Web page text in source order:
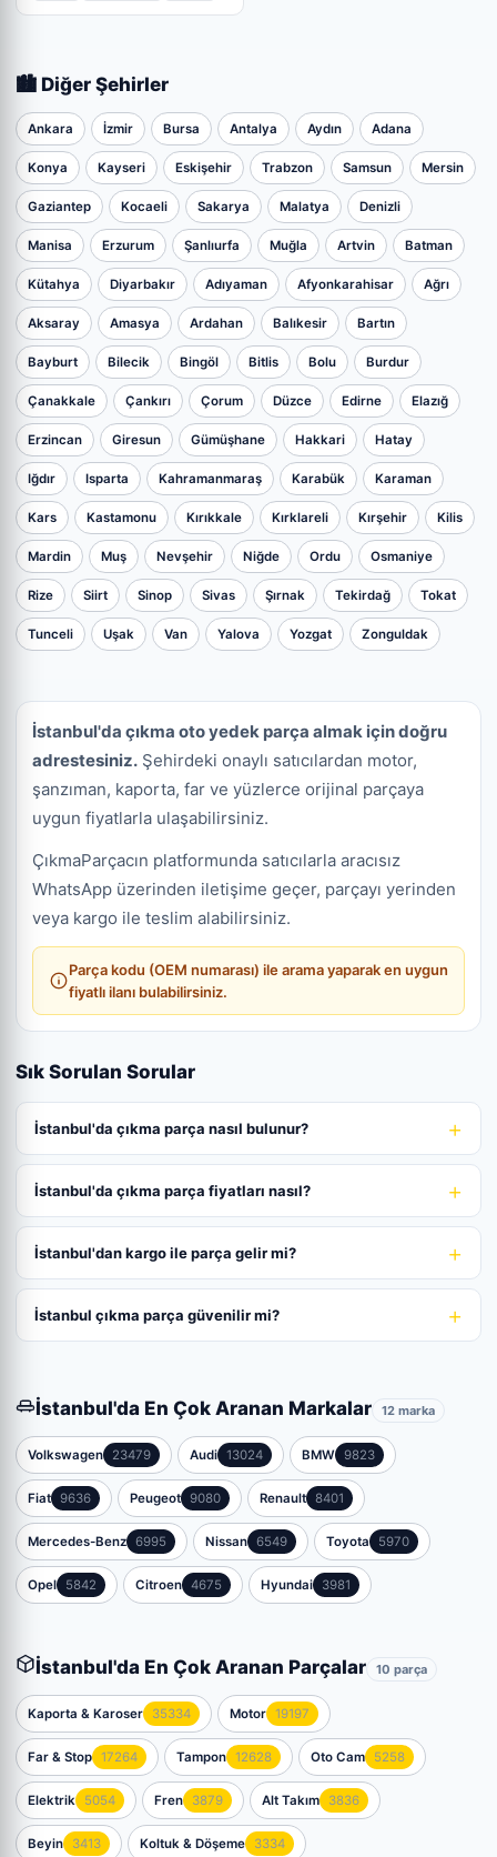
🏙️ Diğer Şehirler
Ankara İzmir Bursa Antalya Aydın Adana
Konya Kayseri Eskişehir Trabzon Samsun Mersin
Gaziantep Kocaeli Sakarya Malatya Denizli
Manisa Erzurum Şanlıurfa Muğla Artvin Batman
Kütahya Diyarbakır Adıyaman Afyonkarahisar Ağrı
Aksaray Amasya Ardahan Balıkesir Bartın
Bayburt Bilecik Bingöl Bitlis Bolu Burdur
Çanakkale Çankırı Çorum Düzce Edirne Elazığ
Erzincan Giresun Gümüşhane Hakkari Hatay
Iğdır Isparta Kahramanmaraş Karabük Karaman
Kars Kastamonu Kırıkkale Kırklareli Kırşehir Kilis
Mardin Muş Nevşehir Niğde Ordu Osmaniye
Rize Siirt Sinop Sivas Şırnak Tekirdağ Tokat
Tunceli Uşak Van Yalova Yozgat Zonguldak
İstanbul'da çıkma oto yedek parça almak için doğru
adrestesiniz. Şehirdeki onaylı satıcılardan motor,
şanzıman, kaporta, far ve yüzlerce orijinal parçaya
uygun fiyatlarla ulaşabilirsiniz.
ÇıkmaParçacın platformunda satıcılarla aracısız
WhatsApp üzerinden iletişime geçer, parçayı yerinden
veya kargo ile teslim alabilirsiniz.
Parça kodu (OEM numarası) ile arama yaparak en uygun
fiyatlı ilanı bulabilirsiniz.
Sık Sorulan Sorular
İstanbul'da çıkma parça nasıl bulunur?
İstanbul'da çıkma parça fiyatları nasıl?
İstanbul'dan kargo ile parça gelir mi?
İstanbul çıkma parça güvenilir mi?
İstanbul'da En Çok Aranan Markalar 12 marka
Volkswagen 23479 Audi 13024 BMW 9823
Fiat 9636 Peugeot 9080 Renault 8401
Mercedes-Benz 6995 Nissan 6549 Toyota 5970
Opel 5842 Citroen 4675 Hyundai 3981
İstanbul'da En Çok Aranan Parçalar 10 parça
Kaporta & Karoser 35334 Motor 19197
Far & Stop 17264 Tampon 12628 Oto Cam 5258
Elektrik 5054 Fren 3879 Alt Takım 3836
Beyin 3413 Koltuk & Döşeme 3334